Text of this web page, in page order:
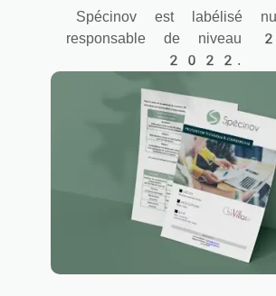
Spécinov est labélisé
responsable de niveau
2022.